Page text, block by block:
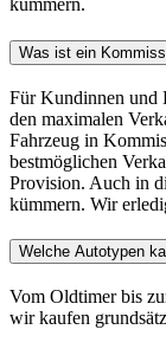
kümmern.
Was ist ein
Für Kundinnen und
den maximalen
Fahrzeug in
bestmöglichen
Provision. Auch in
kümmern. Wir
Welche Autotypen
Vom Oldtimer bis
wir kaufen